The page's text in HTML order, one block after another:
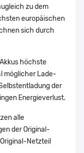
zu dem
europäischen
sich durch
höchste
möglicher Lade-
der
Energieverlust.
alle
der Original-
Netzteil